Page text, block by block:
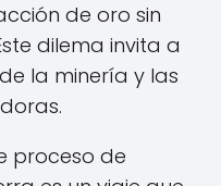
de oro sin
dilema invita a
la minería y las
proceso de